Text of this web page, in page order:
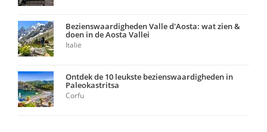
Bezienswaardigheden Valle d'Aosta: wat zien &
doen in de Aosta Vallei
Italië
Ontdek de 10 leukste bezienswaardigheden in
Paleokastritsa
Corfu